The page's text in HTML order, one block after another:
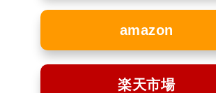
amazon
楽天市場